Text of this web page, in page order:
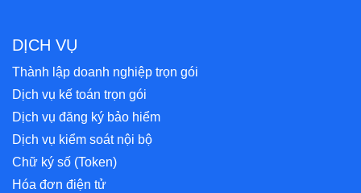
DỊCH VỤ
Thành lập doanh nghiệp trọn gói
Dịch vụ kế toán trọn gói
Dịch vụ đăng ký bảo hiểm
Dịch vụ kiểm soát nội bộ
Chữ ký số (Token)
Hóa đơn điện tử